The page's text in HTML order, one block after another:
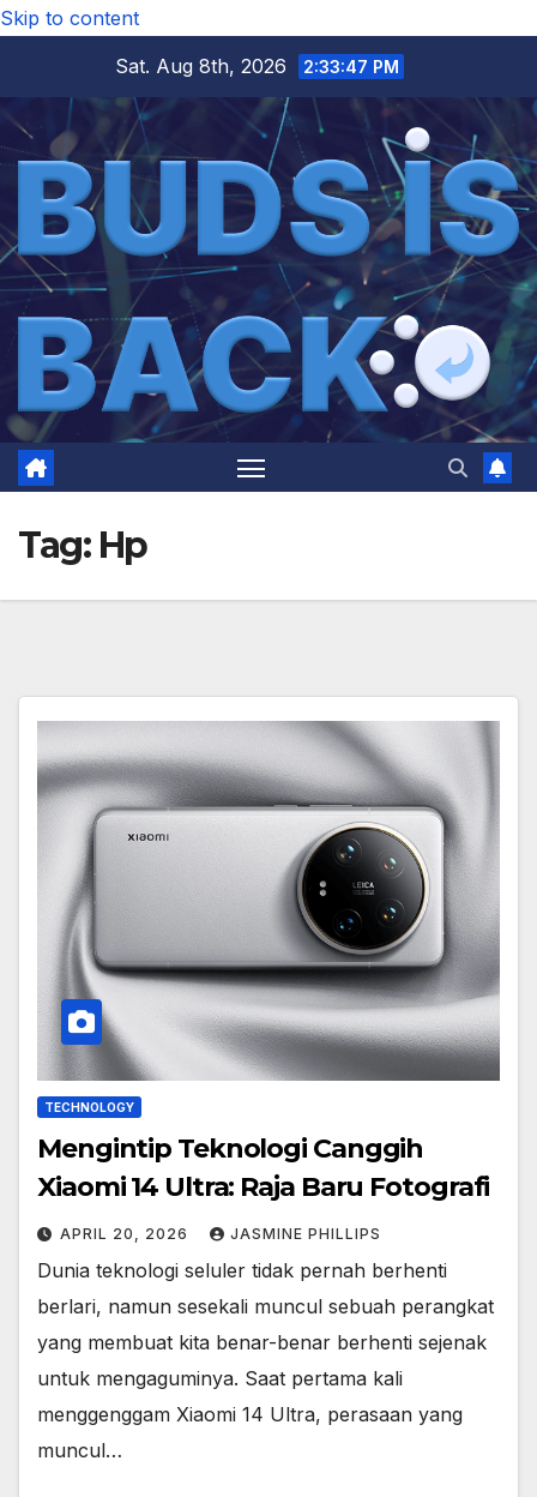
Skip to content
Sat. Aug 8th, 2026
2:33:47 PM
Tag: Hp
TECHNOLOGY
Mengintip Teknologi Canggih
Xiaomi 14 Ultra: Raja Baru Fotografi
APRIL 20, 2026 JASMINE PHILLIPS
Dunia teknologi seluler tidak pernah berhenti
berlari, namun sesekali muncul sebuah perangkat
yang membuat kita benar-benar berhenti sejenak
untuk mengaguminya. Saat pertama kali
menggenggam Xiaomi 14 Ultra, perasaan yang
muncul…